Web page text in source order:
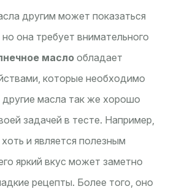
другим может показаться
она требует внимательного
масло обладает
которые необходимо
другие масла так же хорошо
задачей в тесте. Например,
и является полезным
яркий вкус может заметно
рецепты. Более того, оно